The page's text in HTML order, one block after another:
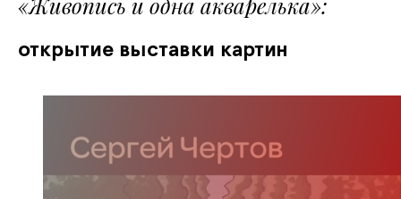
открытие выставки картин